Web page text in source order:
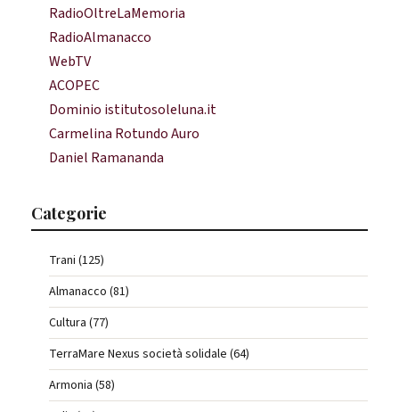
RadioOltreLaMemoria
RadioAlmanacco
WebTV
ACOPEC
Dominio istitutosoleluna.it
Carmelina Rotundo Auro
Daniel Ramananda
Categorie
Trani (125)
Almanacco (81)
Cultura (77)
TerraMare Nexus società solidale (64)
Armonia (58)